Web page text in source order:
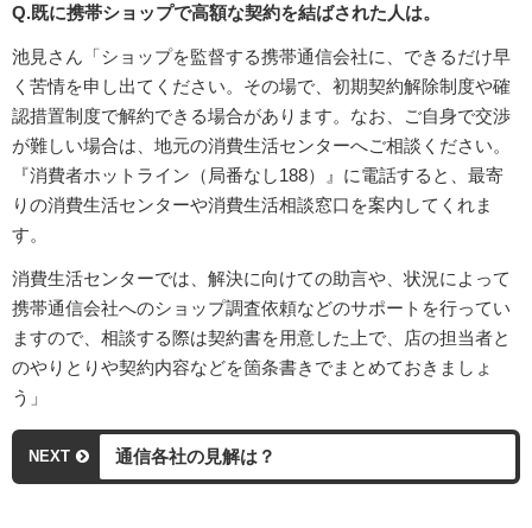
Q.既に携帯ショップで高額な契約を結ばされた人は。
池見さん「ショップを監督する携帯通信会社に、できるだけ早
く苦情を申し出てください。その場で、初期契約解除制度や確
認措置制度で解約できる場合があります。なお、ご自身で交渉
が難しい場合は、地元の消費生活センターへご相談ください。
『消費者ホットライン（局番なし188）』に電話すると、最寄
りの消費生活センターや消費生活相談窓口を案内してくれま
す。
消費生活センターでは、解決に向けての助言や、状況によって
携帯通信会社へのショップ調査依頼などのサポートを行ってい
ますので、相談する際は契約書を用意した上で、店の担当者と
のやりとりや契約内容などを箇条書きでまとめておきましょ
う」
NEXT 通信各社の見解は？